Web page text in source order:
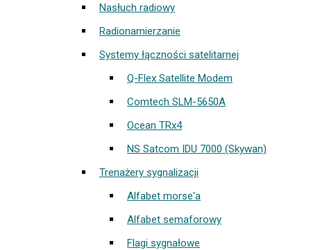
Nasłuch radiowy
Radionamierzanie
Systemy łączności satelitarnej
Q-Flex Satellite Modem
Comtech SLM-5650A
Ocean TRx4
NS Satcom IDU 7000 (Skywan)
Trenażery sygnalizacji
Alfabet morse'a
Alfabet semaforowy
Flagi sygnałowe